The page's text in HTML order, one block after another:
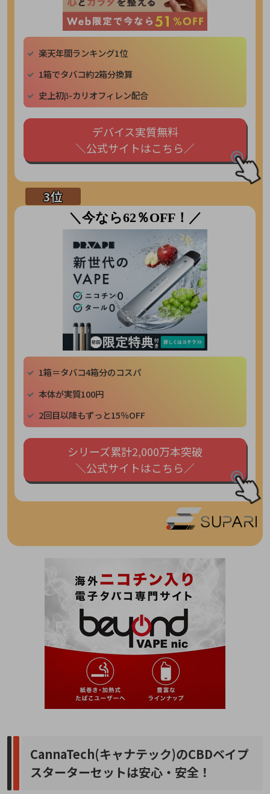
楽天年間ランキング1位
1箱でタバコ約2箱分換算
史上初β-カリオフィレン配合
デバイス実質無料
＼公式サイトはこちら／
＼今なら62％OFF！／
1箱＝タバコ4箱分のコスパ
本体が実質100円
2回目以降もずっと15％OFF
シリーズ累計2,000万本突破
＼公式サイトはこちら／
CannaTech(キャナテック)のCBDベイプ
スターターセットは安心・安全！